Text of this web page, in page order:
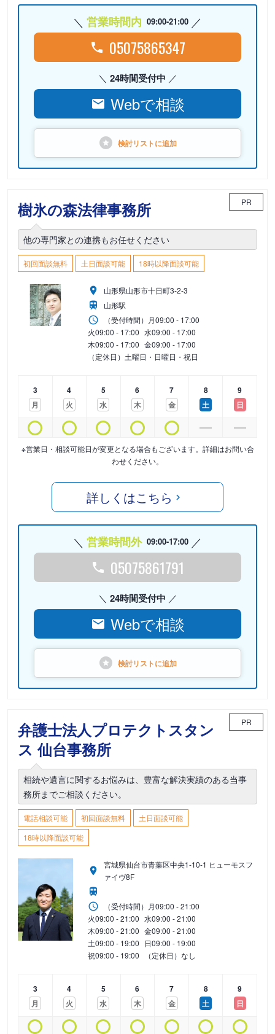
営業時間内 09:00-21:00
05075865347
24時間受付中
Webで相談
検討リストに追加
樹氷の森法律事務所 PR
他の専門家との連携もお任せください
初回面談無料 土日面談可能 18時以降面談可能
山形県山形市十日町3-2-3
山形駅
（受付時間） 月09:00 - 17:00
火09:00 - 17:00 水09:00 - 17:00
木09:00 - 17:00 金09:00 - 17:00
（定休日）土曜日・日曜日・祝日
3
月
4
火
5
水
6
木
7
金
8
土
9
日
※営業日・相談可能日が変更となる場合もございます。詳細はお問い合
わせください。
詳しくはこちら
営業時間外 09:00-17:00
05075861791
24時間受付中
Webで相談
検討リストに追加
弁護士法人プロテクトスタン
ス 仙台事務所
PR
相続や遺言に関するお悩みは、豊富な解決実績のある当事
務所までご相談ください。
電話相談可能 初回面談無料
土日面談可能
18時以降面談可能
宮城県仙台市青葉区中央1-10-1 ヒューモスフ
ァイヴ8F
（受付時間） 月09:00 - 21:00
火09:00 - 21:00 水09:00 - 21:00
木09:00 - 21:00 金09:00 - 21:00
土09:00 - 19:00 日09:00 - 19:00
祝09:00 - 19:00 （定休日）なし
3
月
4
火
5
水
6
木
7
金
8
土
9
日